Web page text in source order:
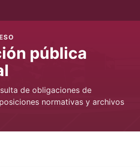
pública
de obligaciones de
normativas y archivos